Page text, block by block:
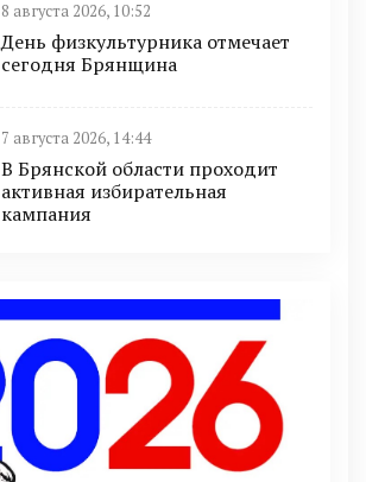
8 августа 2026, 10:52
День физкультурника отмечает
сегодня Брянщина
7 августа 2026, 14:44
В Брянской области проходит
активная избирательная
кампания